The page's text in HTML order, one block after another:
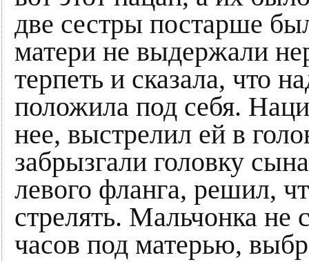
две сестры постарше
матери не выдержали
терпеть и сказала, что
положила под себя.
нее, выстрелил ей в
забрызгали головку
левого фланга, решил,
стрелять. Мальчонка
часов под матерью,